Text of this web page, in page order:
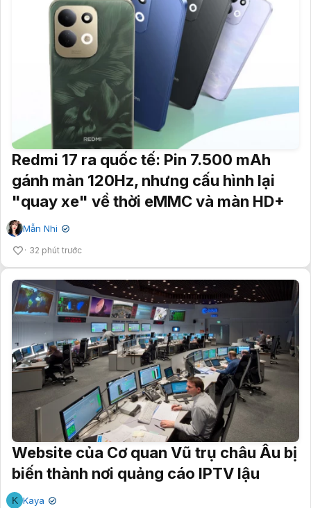
Redmi 17 ra quốc tế: Pin 7.500 mAh
gánh màn 120Hz, nhưng cấu hình lại
"quay xe" về thời eMMC và màn HD+
Mẫn Nhi ✔
32 phút trước
Website của Cơ quan Vũ trụ châu Âu bị
biến thành nơi quảng cáo IPTV lậu
K Kaya ✔